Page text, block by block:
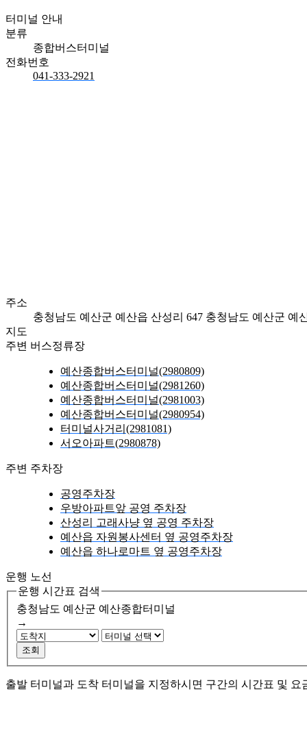
터미널 안내
분류
종합버스터미널
전화번호
041-333-2921
주소
충청남도 예산군 예산읍 산성리 647 충청남도 예산군 예
지도
주변 버스정류장
예산종합버스터미널(2980809)
예산종합버스터미널(2981260)
예산종합버스터미널(2981003)
예산종합버스터미널(2980954)
터미널사거리(2981081)
서오아파트(2980878)
주변 주차장
공영주차장
우방아파트앞 공영 주차장
산성리 고래사냥 옆 공영 주차장
예산읍 자원봉사센터 옆 공영주차장
예산읍 하나로마트 옆 공영주차장
운행 노선
운행 시간표 검색
충청남도 예산군 예산종합터미널
→
조회
출발 터미널과 도착 터미널을 지정하시면 구간의 시간표 및 요